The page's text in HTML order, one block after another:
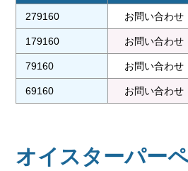
279160 お問い合わせ
179160 お問い合わせ
79160 お問い合わせ
69160 お問い合わせ
オイスターパー